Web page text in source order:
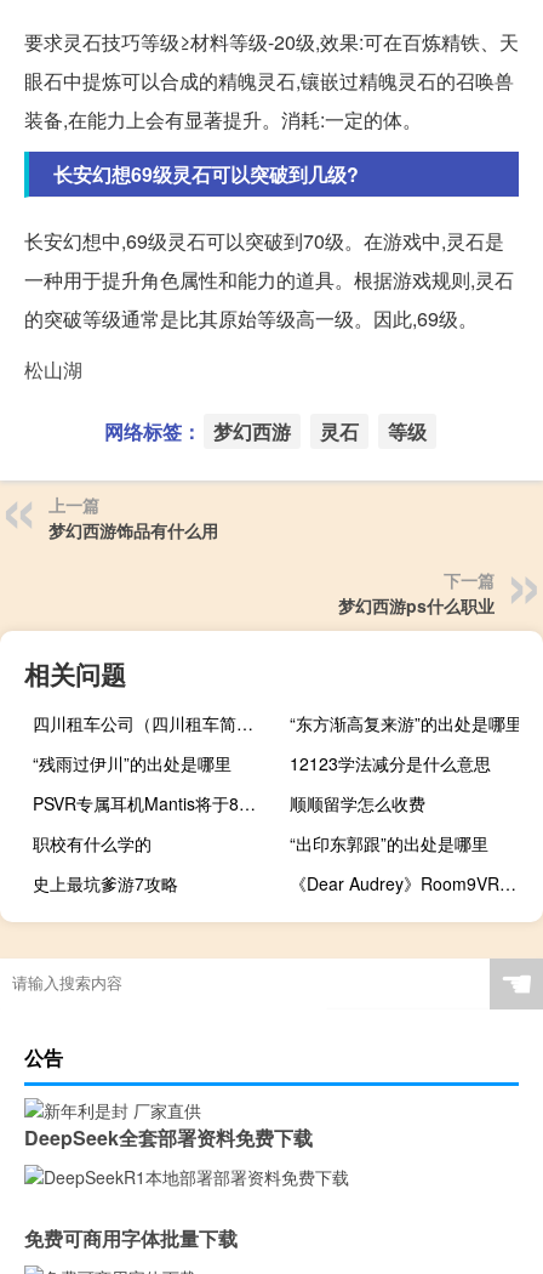
要求灵石技巧等级≥材料等级-20级,效果:可在百炼精铁、天
眼石中提炼可以合成的精魄灵石,镶嵌过精魄灵石的召唤兽
装备,在能力上会有显著提升。消耗:一定的体。
长安幻想69级灵石可以突破到几级?
长安幻想中,69级灵石可以突破到70级。在游戏中,灵石是
一种用于提升角色属性和能力的道具。根据游戏规则,灵石
的突破等级通常是比其原始等级高一级。因此,69级。
松山湖
网络标签： 梦幻西游 灵石 等级
上一篇
梦幻西游饰品有什么用
下一篇
梦幻西游ps什么职业
相关问题
四川租车公司（四川租车简介）
“东方渐高复来游”的出处是哪里
“残雨过伊川”的出处是哪里
12123学法减分是什么意思
PSVR专属耳机Mantis将于8月1日开售
顺顺留学怎么收费
职校有什么学的
“出印东郭跟”的出处是哪里
史上最坑爹游7攻略
《Dear Audrey》Room9VR视频下载 93MB 音乐MV类
☚
公告
DeepSeek全套部署资料免费下载
免费可商用字体批量下载